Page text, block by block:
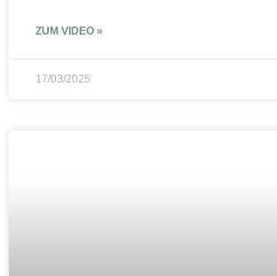
ZUM VIDEO »
17/03/2025